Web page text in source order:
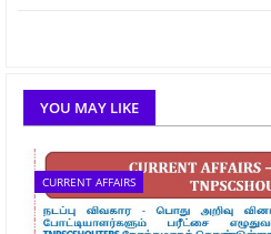
YOU MAY LIKE
CURRENT AFFAIRS